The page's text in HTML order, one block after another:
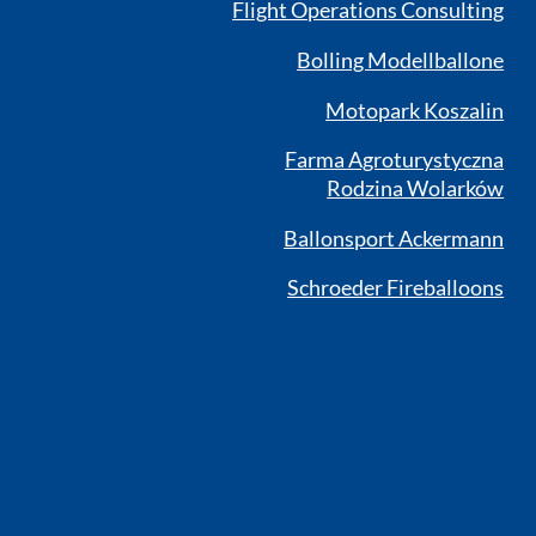
Flight Operations Consulting
Bolling Modellballone
Motopark Koszalin
Farma Agroturystyczna
Rodzina Wolarków
Ballonsport Ackermann
Schroeder Fireballoons